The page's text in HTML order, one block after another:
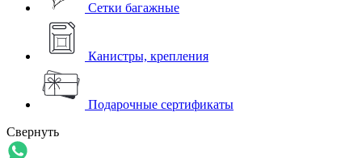
Сетки багажные
Канистры, крепления
Подарочные сертификаты
Свернуть